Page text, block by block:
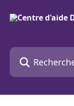
Rechercher un